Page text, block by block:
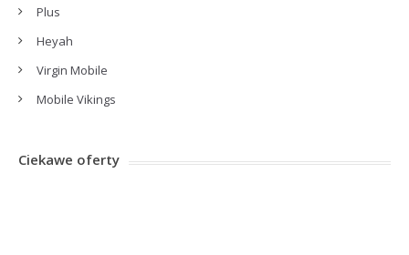
Plus
Heyah
Virgin Mobile
Mobile Vikings
Ciekawe oferty